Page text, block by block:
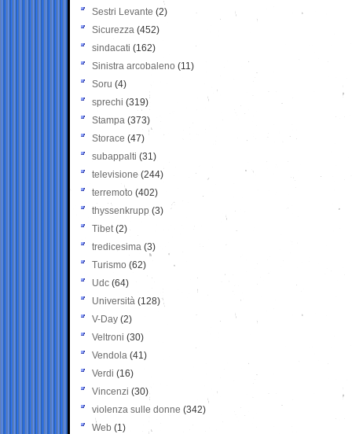
Sestri Levante (2)
Sicurezza (452)
sindacati (162)
Sinistra arcobaleno (11)
Soru (4)
sprechi (319)
Stampa (373)
Storace (47)
subappalti (31)
televisione(244)
terremoto (402)
thyssenkrupp (3)
Tibet(2)
tredicesima (3)
Turismo (62)
Udc (64)
Università (128)
V-Day (2)
Veltroni (30)
Vendola (41)
Verdi (16)
Vincenzi (30)
violenza sulle donne (342)
Web (1)